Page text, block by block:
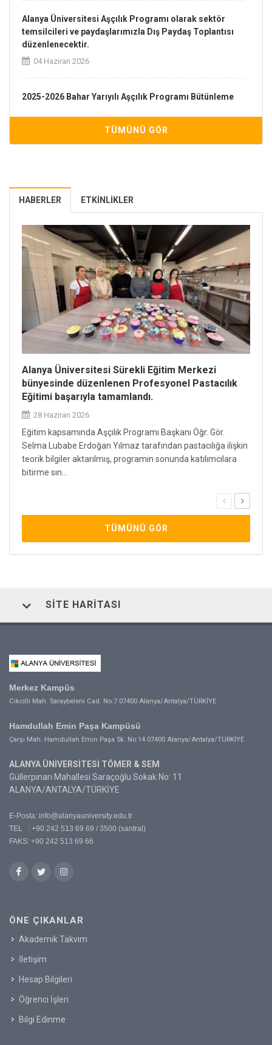
Alanya Üniversitesi Aşçılık Programı olarak sektör
temsilcileri ve paydaşlarımızla Dış Paydaş Toplantısı
düzenlenecektir.
04 Haziran 2026
2025-2026 Bahar Yarıyılı Aşçılık Programı Bütünleme
02 Haziran 2026
2025-2026 Bahar Yarıyılı Aşçılık Programı Final Sınav
Takvimi Yayınlandı
12 Mayıs 2026
TÜMÜNÜ GÖR
HABERLER ETKINLIKLER
Alanya Üniversitesi Sürekli Eğitim Merkezi
bünyesinde düzenlenen Profesyonel Pastacılık
Eğitimi başarıyla tamamlandı.
28 Haziran 2026
Eğitim kapsamında Aşçılık Programı Başkanı Öğr. Gör.
Selma Lubabe Erdoğan Yılmaz tarafından pastacılığa ilişkin
teorik bilgiler aktarılmış, programın sonunda katılımcılara
bitirme sın...
TÜMÜNÜ GÖR
SITE HARITASI
Merkez Kampüs
Cikcilli Mah. Saraybeleni Cad. No:7 07400 Alanya/Antalya/TÜRKİYE
Hamdullah Emin Paşa Kampüsü
Çarşı Mah. Hamdullah Emin Paşa Sk. No:14 07400 Alanya/Antalya/TÜRKİYE
ALANYA ÜNİVERSİTESİ TÖMER & SEM
Güllerpınarı Mahallesi Saraçoğlu Sokak No: 11
ALANYA/ANTALYA/TÜRKİYE
E-Posta: info@alanyauniversity.edu.tr
TEL : +90 242 513 69 69 / 3500 (santral)
FAKS: +90 242 513 69 66
ÖNE ÇIKANLAR
Akademik Takvim
İletişim
Hesap Bilgileri
Öğrenci İşleri
Bilgi Edinme